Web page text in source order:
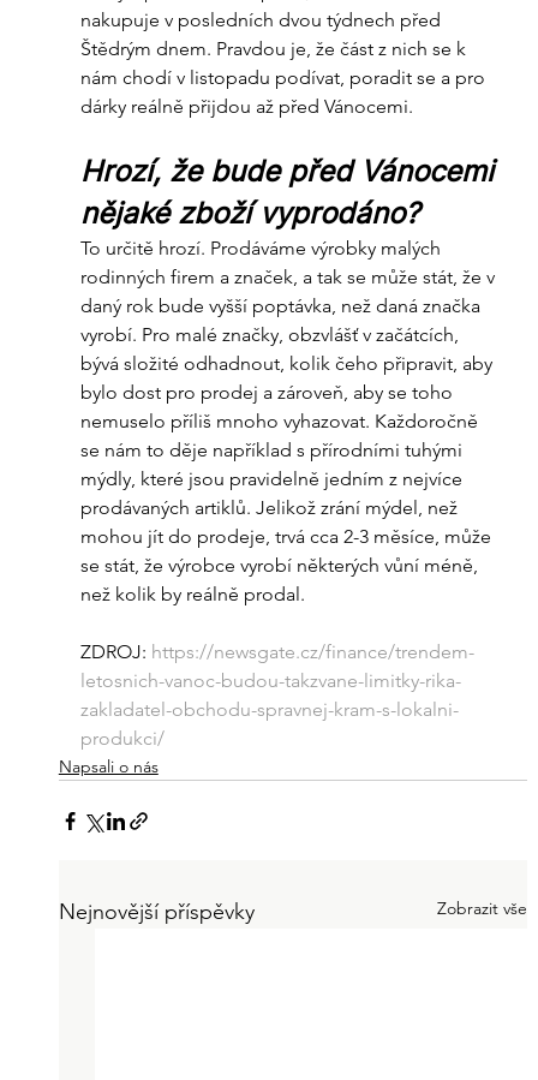
nakupuje v posledních dvou týdnech před
Štědrým dnem. Pravdou je, že část z nich se k
nám chodí v listopadu podívat, poradit se a pro
dárky reálně přijdou až před Vánocemi.
Hrozí, že bude před Vánocemi
nějaké zboží vyprodáno?
To určitě hrozí. Prodáváme výrobky malých
rodinných firem a značek, a tak se může stát, že v
daný rok bude vyšší poptávka, než daná značka
vyrobí. Pro malé značky, obzvlášť v začátcích,
bývá složité odhadnout, kolik čeho připravit, aby
bylo dost pro prodej a zároveň, aby se toho
nemuselo příliš mnoho vyhazovat. Každoročně
se nám to děje například s přírodními tuhými
mýdly, které jsou pravidelně jedním z nejvíce
prodávaných artiklů. Jelikož zrání mýdel, než
mohou jít do prodeje, trvá cca 2-3 měsíce, může
se stát, že výrobce vyrobí některých vůní méně,
než kolik by reálně prodal.
ZDROJ: https://newsgate.cz/finance/trendem-
letosnich-vanoc-budou-takzvane-limitky-rika-
zakladatel-obchodu-spravnej-kram-s-lokalni-
produkci/
Napsali o nás
Nejnovější příspěvky Zobrazit vše